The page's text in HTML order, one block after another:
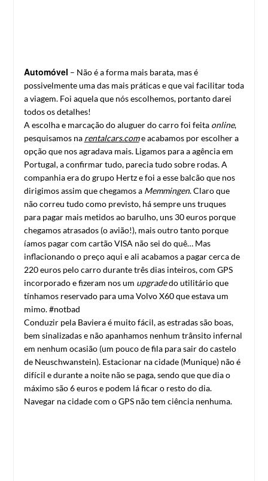
Automóvel – Não é a forma mais barata, mas é
possivelmente uma das mais práticas e que vai facilitar toda
a viagem. Foi aquela que nós escolhemos, portanto darei
todos os detalhes!
A escolha e marcação do aluguer do carro foi feita online,
pesquisamos na rentalcars.come acabamos por escolher a
opção que nos agradava mais. Ligamos para a agência em
Portugal, a confirmar tudo, parecia tudo sobre rodas. A
companhia era do grupo Hertz e foi a esse balcão que nos
dirigimos assim que chegamos a Memmingen. Claro que
não correu tudo como previsto, há sempre uns truques
para pagar mais metidos ao barulho, uns 30 euros porque
chegamos atrasados (o avião!), mais outro tanto porque
íamos pagar com cartão VISA não sei do quê… Mas
inflacionando o preço aqui e ali acabamos a pagar cerca de
220 euros pelo carro durante três dias inteiros, com GPS
incorporado e fizeram nos um upgradedo utilitário que
tínhamos reservado para uma Volvo X60 que estava um
mimo. #notbad
Conduzir pela Baviera é muito fácil, as estradas são boas,
bem sinalizadas e não apanhamos nenhum trânsito infernal
em nenhum ocasião (um pouco de fila para sair do castelo
de Neuschwanstein). Estacionar na cidade (Munique) não é
difícil e durante a noite não se paga, sendo que que dia o
máximo são 6 euros e podem lá ficar o resto do dia.
Navegar na cidade com o GPS não tem ciência nenhuma.